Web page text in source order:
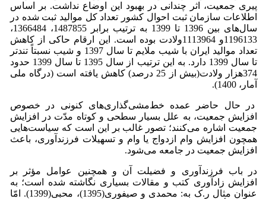
پیری جمعیت، اثر چندانی در بهبود این اوضاع نداشت. بر اساس
اطلاعات سازمان ثبت احوال کشور تعداد کل موالید ثبت شده در
سال‌های بین 1396 تا 1399 به ترتیب برابر 1487855، 1366484،
1196133و 1113964ولادت بوده است. این ارقام حاکی از کاهش
تعداد موالید ایران با شیب ملایم تا سال 1397 و شیب نسبتاً تندتر
تا سال 1399 دارد. به این ترتیب از سال 1395 تا سال 1399 حدود
374هزار ولادت(بیش از 25 درصد) کاهش یافته است (درگاه ملی
آمار، 1400).
در حال حاضر عمده خط‌مشی‌گذاری‌های کنونی در خصوص
افزایش جمعیت، به علل بسیار سطحی و کوتاه مدّت در افزایش
جمعیت اشاره می‌کنند؛ تصور غالب بر این است که سیاست‌هایی
همچون افزایش وام ازدواج یا وام و تسهیلات فرزندآوری، باعث
افزایش جمعیت در جامعه می‌شود.
در باب فرزندآوری و فضیلت آن و همچنین عوامل مؤثر بر
افزایش زادآوری کتب و مقالات بسیاری نگاشته شده است؛ به
عنوان مثال ر.ک به: محمدی و صیفوری(1395)، محبی(1399). امّا